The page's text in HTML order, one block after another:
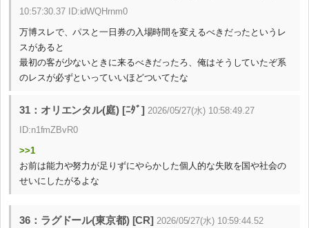
10:57:30.37 ID:idWQHrnm0
万博スレで、パスと一日券の入場時間を変えるべきだったというレ
スがあると
最初の客が少ないときに来るべきだったろ、俺はそうしていたぞ系
のレスが必ずといっていいほどついてたな
31：オリエンタル(庭) [ﾆﾀﾞ] 2026/05/27(水) 10:58:49.27
ID:n1fmZBvR0
>>1
お前は能力や努力が足りずにやらかした個人的な失敗を国や社会の
せいにしたがるよな
36：ラグドール(東京都) [CR] 2026/05/27(水) 10:59:44.52